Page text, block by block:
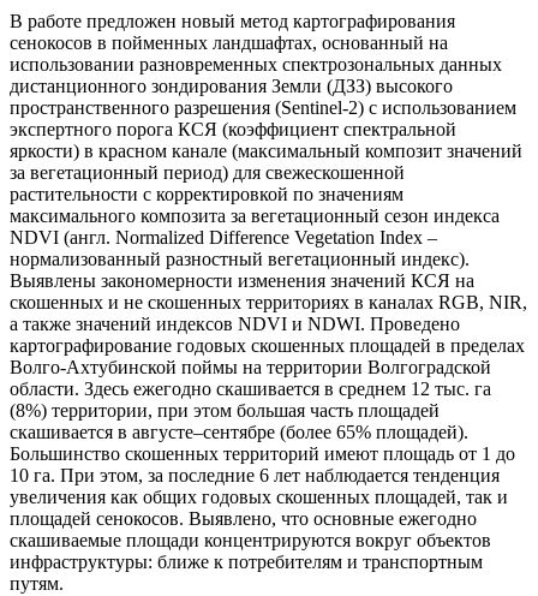
В работе предложен новый метод картографирования
сенокосов в пойменных ландшафтах, основанный на
использовании разновременных спектрозональных данных
дистанционного зондирования Земли (ДЗЗ) высокого
пространственного разрешения (Sentinel-2) с использованием
экспертного порога КСЯ (коэффициент спектральной
яркости) в красном канале (максимальный композит значений
за вегетационный период) для свежескошенной
растительности с корректировкой по значениям
максимального композита за вегетационный сезон индекса
NDVI (англ. Normalized Difference Vegetation Index –
нормализованный разностный вегетационный индекс).
Выявлены закономерности изменения значений КСЯ на
скошенных и не скошенных территориях в каналах RGB, NIR,
а также значений индексов NDVI и NDWI. Проведено
картографирование годовых скошенных площадей в пределах
Волго-Ахтубинской поймы на территории Волгоградской
области. Здесь ежегодно скашивается в среднем 12 тыс. га
(8%) территории, при этом большая часть площадей
скашивается в августе–сентябре (более 65% площадей).
Большинство скошенных территорий имеют площадь от 1 до
10 га. При этом, за последние 6 лет наблюдается тенденция
увеличения как общих годовых скошенных площадей, так и
площадей сенокосов. Выявлено, что основные ежегодно
скашиваемые площади концентрируются вокруг объектов
инфраструктуры: ближе к потребителям и транспортным
путям.